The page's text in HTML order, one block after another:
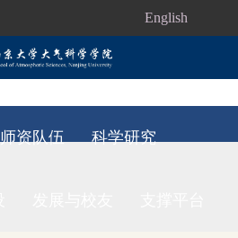
English
师资队伍 科学研究